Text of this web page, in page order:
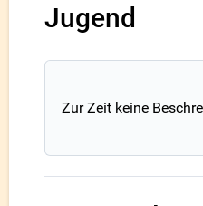
Jugend
Zur Zeit keine